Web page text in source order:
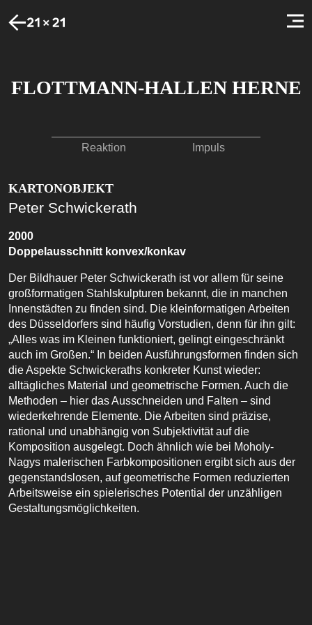
FLOTTMANN-HALLEN HERNE
Reaktion Impuls
KARTONOBJEKT
Peter Schwickerath
2000
Doppelausschnitt konvex/konkav
Der Bildhauer Peter Schwickerath ist vor allem für seine
großformatigen Stahlskulpturen bekannt, die in manchen
Innenstädten zu finden sind. Die kleinformatigen Arbeiten
des Düsseldorfers sind häufig Vorstudien, denn für ihn gilt:
„Alles was im Kleinen funktioniert, gelingt eingeschränkt
auch im Großen.“ In beiden Ausführungsformen finden sich
die Aspekte Schwickeraths konkreter Kunst wieder:
alltägliches Material und geometrische Formen. Auch die
Methoden – hier das Ausschneiden und Falten – sind
wiederkehrende Elemente. Die Arbeiten sind präzise,
rational und unabhängig von Subjektivität auf die
Komposition ausgelegt. Doch ähnlich wie bei Moholy-
Nagys malerischen Farbkompositionen ergibt sich aus der
gegenstandslosen, auf geometrische Formen reduzierten
Arbeitsweise ein spielerisches Potential der unzähligen
Gestaltungsmöglichkeiten.